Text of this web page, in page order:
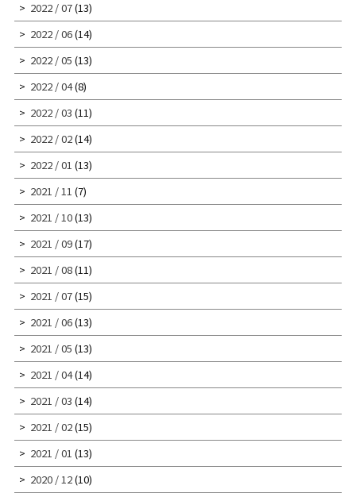
2022 / 07(13)
2022 / 06(14)
2022 / 05 (13)
2022 / 04(8)
2022 / 03 (11)
2022 / 02(14)
2022 / 01 (13)
2021 / 11 (7)
2021 / 10(13)
2021 / 09(17)
2021 / 08(11)
2021 / 07(15)
2021 / 06(13)
2021 / 05 (13)
2021 / 04(14)
2021 / 03 (14)
2021 / 02(15)
2021 / 01 (13)
2020 / 12(10)